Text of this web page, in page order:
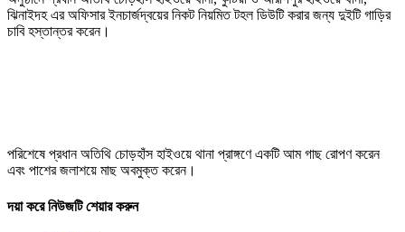
ঝিনাইদহ এর অফিসার ইনচার্জদ্বয়ের নিকট নিয়মিত টহল ডিউটি করার জন্য দুইটি গাড়ির
চাবি হস্তান্তর করেন।
পরিশেষে প্রধান অতিথি চোড়হাঁস হাইওয়ে থানা প্রাঙ্গণে একটি আম গাছ রোপণ করেন
এবং পাশের জলাশয়ে মাছ অবমুক্ত করেন।
দয়া করে নিউজটি শেয়ার করুন